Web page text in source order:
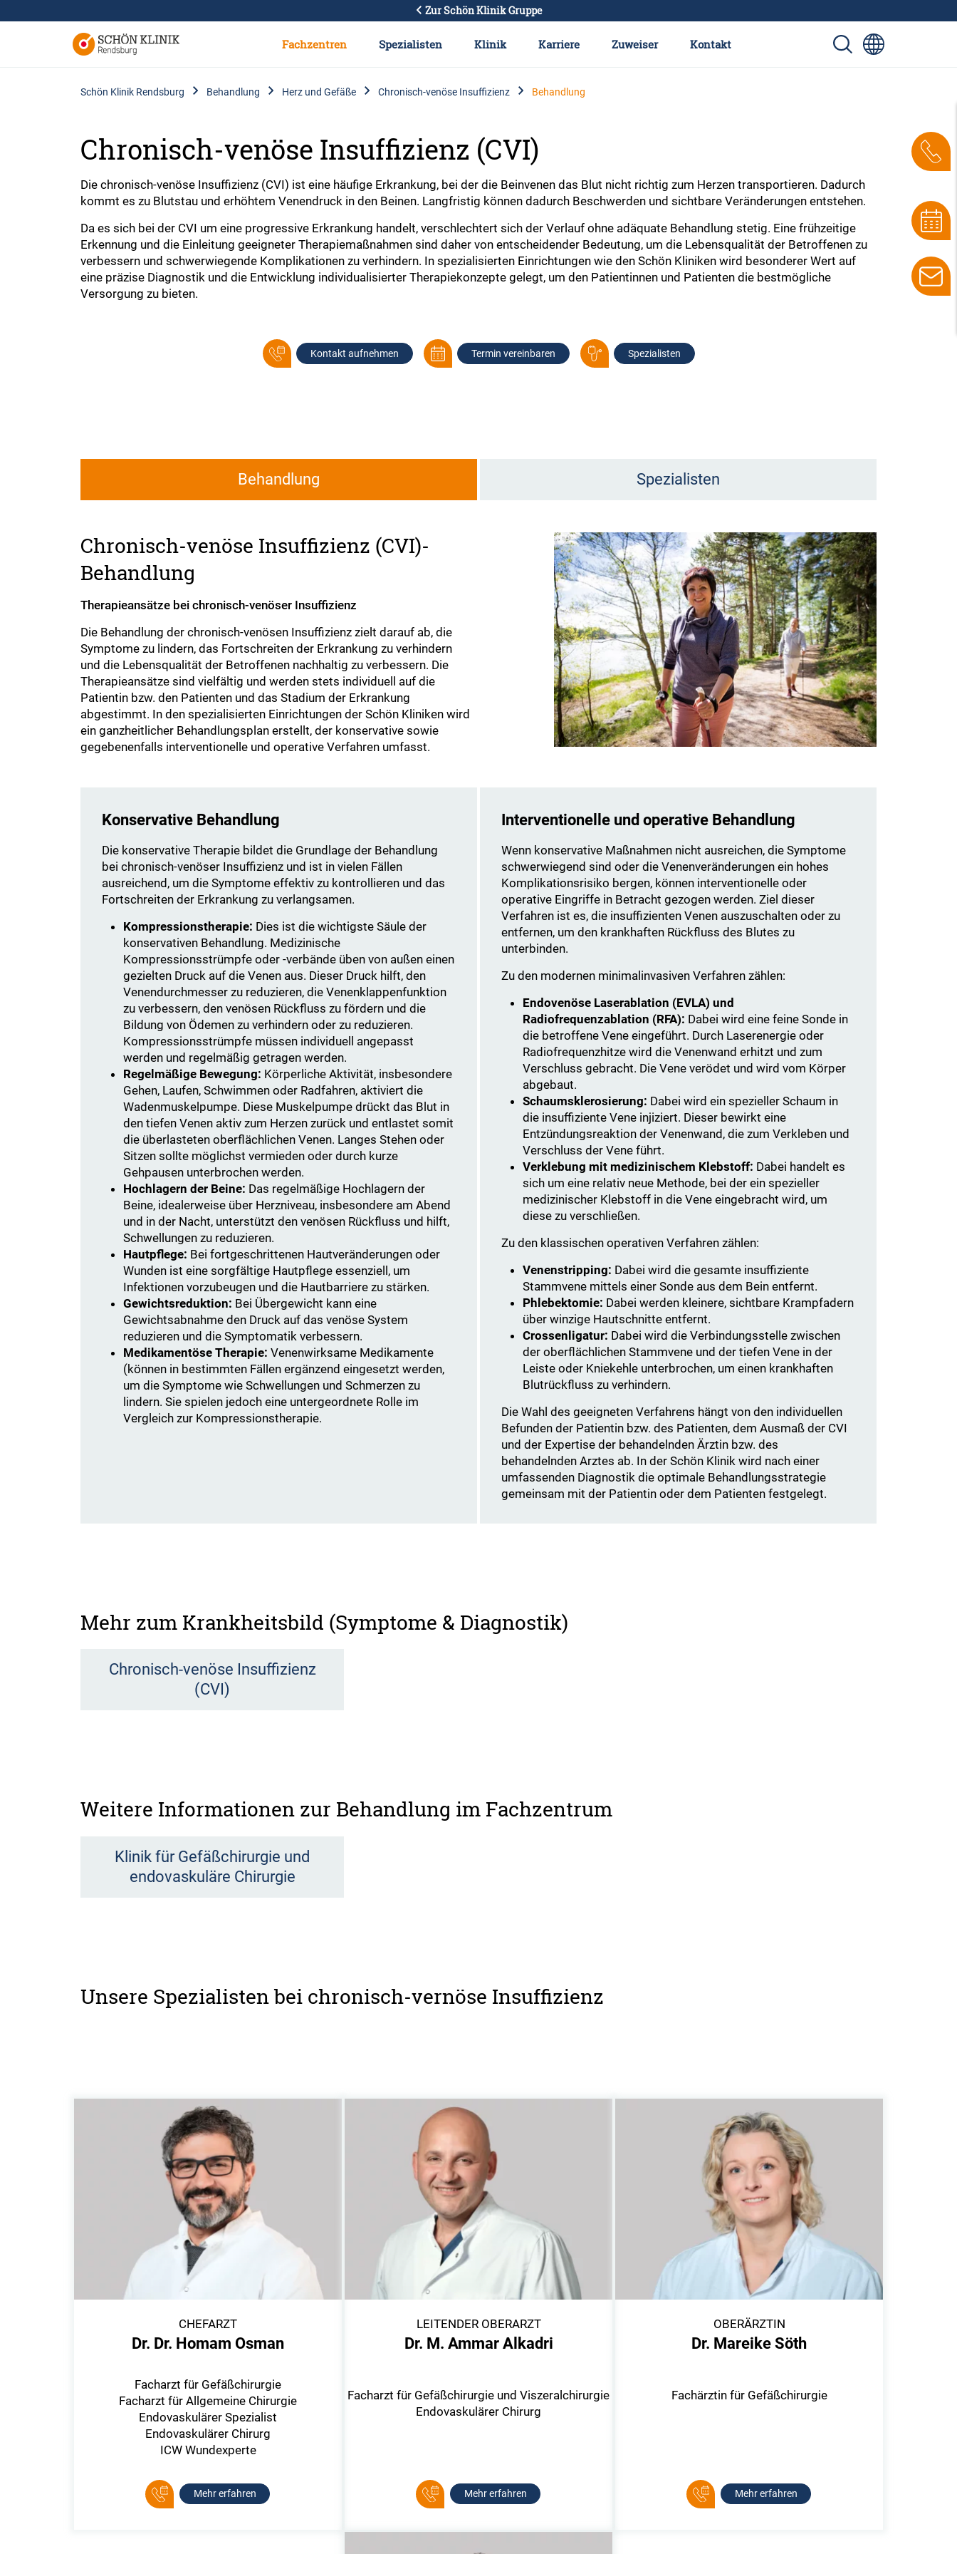
Zur Schön Klinik Gruppe
Fachzentren Spezialisten Klinik Karriere Zuweiser Kontakt
Schön Klinik Rendsburg Behandlung Herz und Gefäße Chronisch-venöse Insuffizienz Behandlung
Chronisch-venöse Insuffizienz (CVI)
Die chronisch-venöse Insuffizienz (CVI) ist eine häufige Erkrankung, bei der die Beinvenen das Blut nicht richtig zum Herzen transportieren. Dadurch
kommt es zu Blutstau und erhöhtem Venendruck in den Beinen. Langfristig können dadurch Beschwerden und sichtbare Veränderungen entstehen.
Da es sich bei der CVI um eine progressive Erkrankung handelt, verschlechtert sich der Verlauf ohne adäquate Behandlung stetig. Eine frühzeitige
Erkennung und die Einleitung geeigneter Therapiemaßnahmen sind daher von entscheidender Bedeutung, um die Lebensqualität der Betroffenen zu
verbessern und schwerwiegende Komplikationen zu verhindern. In spezialisierten Einrichtungen wie den Schön Kliniken wird besonderer Wert auf
eine präzise Diagnostik und die Entwicklung individualisierter Therapiekonzepte gelegt, um den Patientinnen und Patienten die bestmögliche
Versorgung zu bieten.
Kontakt aufnehmen Termin vereinbaren Spezialisten
Behandlung Spezialisten
Chronisch-venöse Insuffizienz (CVI)-
Behandlung
Therapieansätze bei chronisch-venöser Insuffizienz
Die Behandlung der chronisch-venösen Insuffizienz zielt darauf ab, die
Symptome zu lindern, das Fortschreiten der Erkrankung zu verhindern
und die Lebensqualität der Betroffenen nachhaltig zu verbessern. Die
Therapieansätze sind vielfältig und werden stets individuell auf die
Patientin bzw. den Patienten und das Stadium der Erkrankung
abgestimmt. In den spezialisierten Einrichtungen der Schön Kliniken wird
ein ganzheitlicher Behandlungsplan erstellt, der konservative sowie
gegebenenfalls interventionelle und operative Verfahren umfasst.
Konservative Behandlung
Die konservative Therapie bildet die Grundlage der Behandlung
bei chronisch-venöser Insuffizienz und ist in vielen Fällen
ausreichend, um die Symptome effektiv zu kontrollieren und das
Fortschreiten der Erkrankung zu verlangsamen.
Kompressionstherapie: Dies ist die wichtigste Säule der
konservativen Behandlung. Medizinische
Kompressionsstrümpfe oder -verbände üben von außen einen
gezielten Druck auf die Venen aus. Dieser Druck hilft, den
Venendurchmesser zu reduzieren, die Venenklappenfunktion
zu verbessern, den venösen Rückfluss zu fördern und die
Bildung von Ödemen zu verhindern oder zu reduzieren.
Kompressionsstrümpfe müssen individuell angepasst
werden und regelmäßig getragen werden.
Regelmäßige Bewegung: Körperliche Aktivität, insbesondere
Gehen, Laufen, Schwimmen oder Radfahren, aktiviert die
Wadenmuskelpumpe. Diese Muskelpumpe drückt das Blut in
den tiefen Venen aktiv zum Herzen zurück und entlastet somit
die überlasteten oberflächlichen Venen. Langes Stehen oder
Sitzen sollte möglichst vermieden oder durch kurze
Gehpausen unterbrochen werden.
Hochlagern der Beine: Das regelmäßige Hochlagern der
Beine, idealerweise über Herzniveau, insbesondere am Abend
und in der Nacht, unterstützt den venösen Rückfluss und hilft,
Schwellungen zu reduzieren.
Hautpflege: Bei fortgeschrittenen Hautveränderungen oder
Wunden ist eine sorgfältige Hautpflege essenziell, um
Infektionen vorzubeugen und die Hautbarriere zu stärken.
Gewichtsreduktion: Bei Übergewicht kann eine
Gewichtsabnahme den Druck auf das venöse System
reduzieren und die Symptomatik verbessern.
Medikamentöse Therapie: Venenwirksame Medikamente
(können in bestimmten Fällen ergänzend eingesetzt werden,
um die Symptome wie Schwellungen und Schmerzen zu
lindern. Sie spielen jedoch eine untergeordnete Rolle im
Vergleich zur Kompressionstherapie.
Interventionelle und operative Behandlung
Wenn konservative Maßnahmen nicht ausreichen, die Symptome
schwerwiegend sind oder die Venenveränderungen ein hohes
Komplikationsrisiko bergen, können interventionelle oder
operative Eingriffe in Betracht gezogen werden. Ziel dieser
Verfahren ist es, die insuffizienten Venen auszuschalten oder zu
entfernen, um den krankhaften Rückfluss des Blutes zu
unterbinden.
Zu den modernen minimalinvasiven Verfahren zählen:
Endovenöse Laserablation (EVLA) und
Radiofrequenzablation (RFA): Dabei wird eine feine Sonde in
die betroffene Vene eingeführt. Durch Laserenergie oder
Radiofrequenzhitze wird die Venenwand erhitzt und zum
Verschluss gebracht. Die Vene verödet und wird vom Körper
abgebaut.
Schaumsklerosierung: Dabei wird ein spezieller Schaum in
die insuffiziente Vene injiziert. Dieser bewirkt eine
Entzündungsreaktion der Venenwand, die zum Verkleben und
Verschluss der Vene führt.
Verklebung mit medizinischem Klebstoff: Dabei handelt es
sich um eine relativ neue Methode, bei der ein spezieller
medizinischer Klebstoff in die Vene eingebracht wird, um
diese zu verschließen.
Zu den klassischen operativen Verfahren zählen:
Venenstripping: Dabei wird die gesamte insuffiziente
Stammvene mittels einer Sonde aus dem Bein entfernt.
Phlebektomie: Dabei werden kleinere, sichtbare Krampfadern
über winzige Hautschnitte entfernt.
Crossenligatur: Dabei wird die Verbindungsstelle zwischen
der oberflächlichen Stammvene und der tiefen Vene in der
Leiste oder Kniekehle unterbrochen, um einen krankhaften
Blutrückfluss zu verhindern.
Die Wahl des geeigneten Verfahrens hängt von den individuellen
Befunden der Patientin bzw. des Patienten, dem Ausmaß der CVI
und der Expertise der behandelnden Ärztin bzw. des
behandelnden Arztes ab. In der Schön Klinik wird nach einer
umfassenden Diagnostik die optimale Behandlungsstrategie
gemeinsam mit der Patientin oder dem Patienten festgelegt.
Mehr zum Krankheitsbild (Symptome & Diagnostik)
Chronisch-venöse Insuffizienz
(CVI)
Weitere Informationen zur Behandlung im Fachzentrum
Klinik für Gefäßchirurgie und
endovaskuläre Chirurgie
Unsere Spezialisten bei chronisch-vernöse Insuffizienz
CHEFARZT
Dr. Dr. Homam Osman
Facharzt für Gefäßchirurgie
Facharzt für Allgemeine Chirurgie
Endovaskulärer Spezialist
Endovaskulärer Chirurg
ICW Wundexperte
Mehr erfahren
LEITENDER OBERARZT
Dr. M. Ammar Alkadri
Facharzt für Gefäßchirurgie und Viszeralchirurgie
Endovaskulärer Chirurg
Mehr erfahren
OBERÄRZTIN
Dr. Mareike Söth
Fachärztin für Gefäßchirurgie
Mehr erfahren